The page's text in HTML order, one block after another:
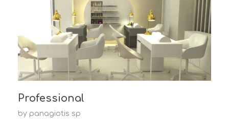
Professional
by panagiotis sp